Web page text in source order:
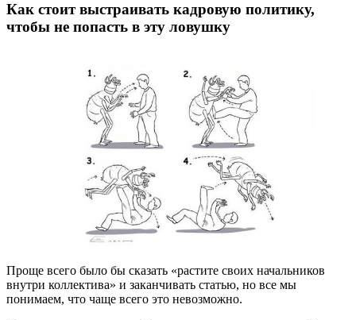
Как стоит выстраивать кадровую политику,
чтобы не попасть в эту ловушку
Проще всего было бы сказать «растите своих начальников
внутри коллектива» и заканчивать статью, но все мы
понимаем, что чаще всего это невозможно.